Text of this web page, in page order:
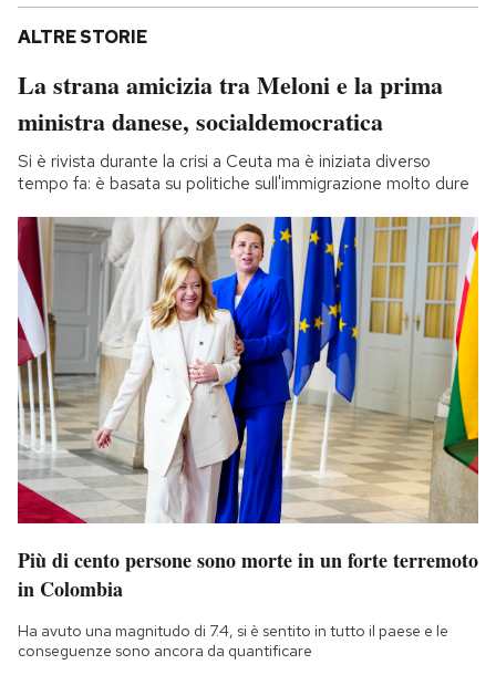
ALTRE STORIE
La strana amicizia tra Meloni e la prima
ministra danese, socialdemocratica
Si è rivista durante la crisi a Ceuta ma è iniziata diverso
tempo fa: è basata su politiche sull'immigrazione molto dure
Più di cento persone sono morte in un forte terremoto
in Colombia
Ha avuto una magnitudo di 7.4, si è sentito in tutto il paese e le
conseguenze sono ancora da quantificare